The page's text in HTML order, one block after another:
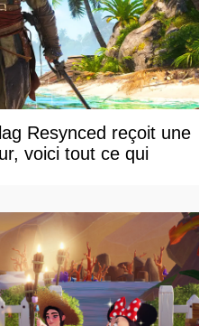
Resynced reçoit une
voici tout ce qui